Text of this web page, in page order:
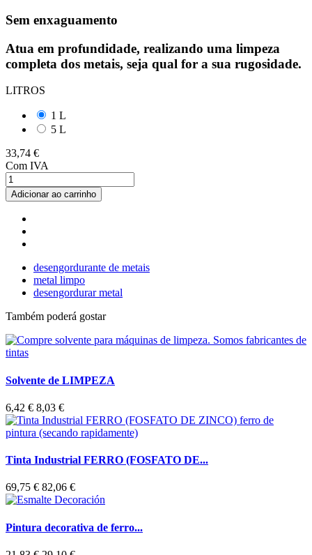
Sem enxaguamento
Atua em profundidade, realizando uma limpeza
completa dos metais, seja qual for a sua rugosidade.
LITROS
1 L
5 L
33,74 €
Com IVA
Adicionar ao carrinho
desengordurante de metais
metal limpo
desengordurar metal
Também poderá gostar
Solvente de LIMPEZA
6,42 € 8,03 €
Tinta Industrial FERRO (FOSFATO DE...
69,75 € 82,06 €
Pintura decorativa de ferro...